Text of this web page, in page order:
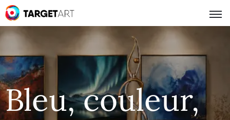
Bleu, couleur,